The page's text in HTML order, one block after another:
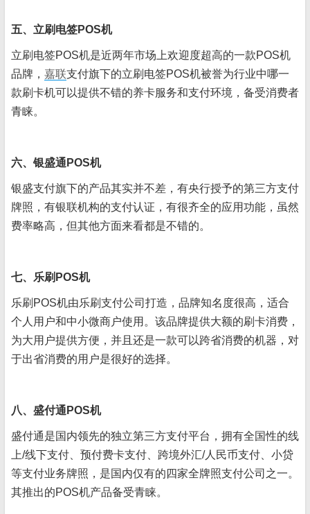
五、立刷电签POS机
立刷电签POS机是近两年市场上欢迎度超高的一款POS机
品牌， 嘉联支付旗下的立刷电签POS机被誉为行业中哪一
款刷卡机可以提供不错的养卡服务和支付环境，备受消费者
青睐。
六、银盛通POS机
银盛支付旗下的产品其实并不差，有央行授予的第三方支付
牌照，有银联机构的支付认证，有很齐全的应用功能，虽然
费率略高，但其他方面来看都是不错的。
七、乐刷POS机
乐刷POS机由乐刷支付公司打造，品牌知名度很高，适合
个人用户和中小微商户使用。该品牌提供大额的刷卡消费，
为大用户提供方便，并且还是一款可以跨省消费的机器，对
于出省消费的用户是很好的选择。
八、盛付通POS机
盛付通是国内领先的独立第三方支付平台，拥有全国性的线
上/线下支付、预付费卡支付、跨境外汇/人民币支付、小贷
等支付业务牌照，是国内仅有的四家全牌照支付公司之一。
其推出的POS机产品备受青睐。